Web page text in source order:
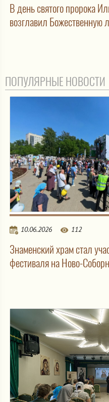
В день святого пророка
возглавил Божественную
ПОПУЛЯРНЫЕ НОВОСТИ
10.06.2026 112
Знаменский храм стал
фестиваля на Ново-